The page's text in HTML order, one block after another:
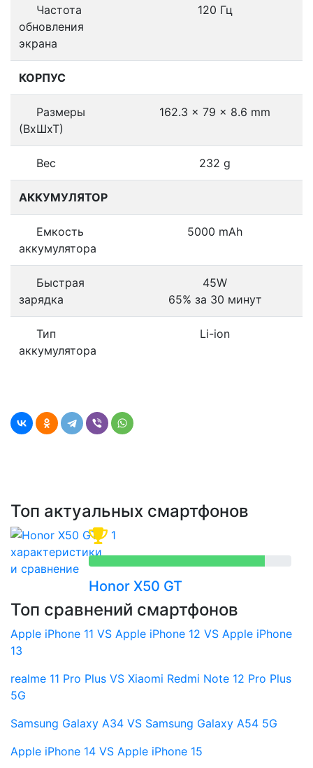
Частота
обновления
экрана
120 Гц
КОРПУС
Размеры
(ВхШхТ)
162.3 x 79 x 8.6 mm
Вес 232 g
АККУМУЛЯТОР
Емкость
аккумулятора
5000 mAh
Быстрая
зарядка
45W
65% за 30 минут
Тип
аккумулятора
Li-ion
Топ актуальных смартфонов
1
Honor X50 GT
Топ сравнений смартфонов
Apple iPhone 11 VS Apple iPhone 12 VS Apple iPhone
13
realme 11 Pro Plus VS Xiaomi Redmi Note 12 Pro Plus
5G
Samsung Galaxy A34 VS Samsung Galaxy A54 5G
Apple iPhone 14 VS Apple iPhone 15